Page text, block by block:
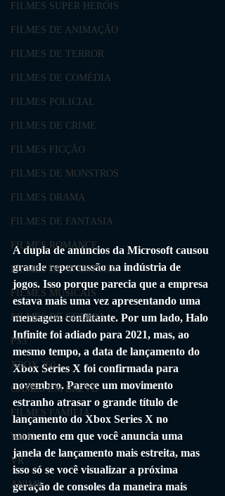
FILMES SUPER HERÓIS
FILMES DE ANIMAÇÃO
FILMES DE TERROR
FILMES DE COMÉDIA
FILMES POLICIAL
FILMES DE CRIME
FILMES FICÇÃO
FILMES DE MONSTROS
FILMES DRAMA
FILMES DE FANTASIA
FILMES ROMANCE
FILMES DE AVENTURA
FILMES MUSICAIS
FILMES DE GUERRA
PS3
XBOX 360
GAMES EM BREVE
FILMES FAMÍLIA
Wii U
VR
ANIME
A dupla de anúncios da Microsoft causou
grande repercussão na indústria de
jogos. Isso porque parecia que a empresa
estava mais uma vez apresentando uma
mensagem conflitante. Por um lado, Halo
Infinite foi adiado para 2021, mas, ao
mesmo tempo, a data de lançamento do
Xbox Series X foi confirmada para
novembro. Parece um movimento
estranho atrasar o grande título de
lançamento do Xbox Series X no
momento em que você anuncia uma
janela de lançamento mais estreita, mas
isso só se você visualizar a próxima
geração de consoles da maneira mais